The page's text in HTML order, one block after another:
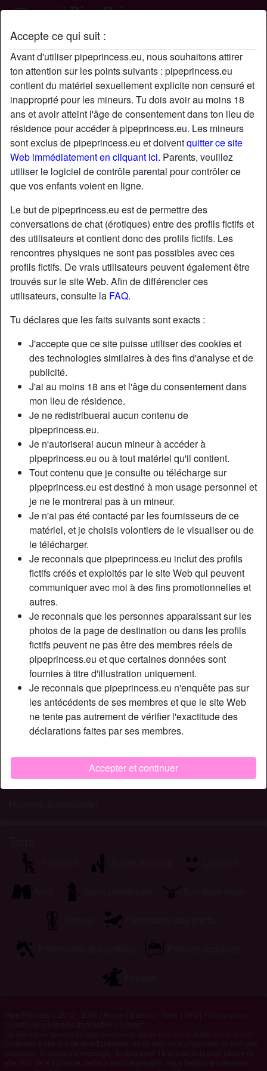
Accepte ce qui suit :
Avant d'utiliser pipeprincess.eu, nous souhaitons attirer
ton attention sur les points suivants : pipeprincess.eu
contient du matériel sexuellement explicite non censuré et
inapproprié pour les mineurs. Tu dois avoir au moins 18
ans et avoir atteint l'âge de consentement dans ton lieu de
résidence pour accéder à pipeprincess.eu. Les mineurs
sont exclus de pipeprincess.eu et doiventquitter ce site
Web immédiatement en cliquant ici. Parents, veuillez
utiliser le logiciel de contrôle parental pour contrôler ce
que vos enfants voient en ligne.
Le but de pipeprincess.eu est de permettre des
conversations de chat (érotiques) entre des profils fictifs et
des utilisateurs et contient donc des profils fictifs. Les
rencontres physiques ne sont pas possibles avec ces
profils fictifs. De vrais utilisateurs peuvent également être
trouvés sur le site Web. Afin de différencier ces
utilisateurs, consulte la FAQ.
Tu déclares que les faits suivants sont exacts :
J'accepte que ce site puisse utiliser des cookies et
des technologies similaires à des fins d'analyse et de
publicité.
J'ai au moins 18 ans et l'âge du consentement dans
mon lieu de résidence.
Je ne redistribuerai aucun contenu de
pipeprincess.eu.
Je n'autoriserai aucun mineur à accéder à
pipeprincess.eu ou à tout matériel qu'il contient.
Tout contenu que je consulte ou télécharge sur
pipeprincess.eu est destiné à mon usage personnel et
je ne le montrerai pas à un mineur.
Je n'ai pas été contacté par les fournisseurs de ce
matériel, et je choisis volontiers de le visualiser ou de
le télécharger.
Je reconnais que pipeprincess.eu inclut des profils
fictifs créés et exploités par le site Web qui peuvent
communiquer avec moi à des fins promotionnelles et
autres.
Je reconnais que les personnes apparaissant sur les
photos de la page de destination ou dans les profils
fictifs peuvent ne pas être des membres réels de
pipeprincess.eu et que certaines données sont
fournies à titre d'illustration uniquement.
Je reconnais que pipeprincess.eu n'enquête pas sur
les antécédents de ses membres et que le site Web
ne tente pas autrement de vérifier l'exactitude des
déclarations faites par ses membres.
Accepter et continuer
Profil de LovelyClaire
starAjouter chatDiscuter !
Nickname:
LovelyClaire
Âge:
30
Pays:
France
Département:
Savoie
Sexe:
Femme
Sexualité:
Hétéro
Relation:
Couleur des yeux:
Bleu
Taille:
169 cm
Fumeur(euse):
Oui
Description
Bonjour, je m’appelle Claire, je suis en couple. Je suis une
nana très libertine du 06 et j’aime faire l’amour avec des
beaux inconnus devant mon mec. Bon au début il n’a pas
été très chaud pour découvrir le candaulisme mais bon j’ai
réussi à le convaincre. Nous sommes un jeune couple
amateur de libertinage mais cette pratique sexuelle est
nouvelle pour nous. Je veux juste prendre mon pied avec
sur l’hygiène. Je ne fais rien sans capoté non plus.
Cherche